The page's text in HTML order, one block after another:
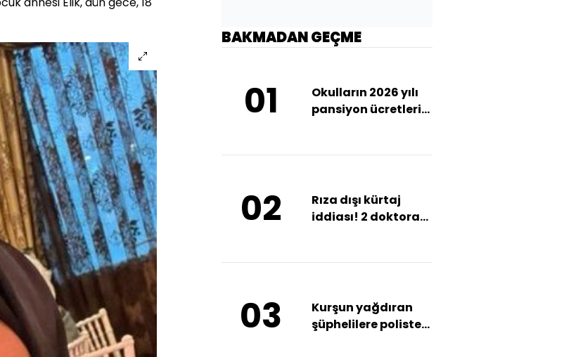
BAKMADAN GEÇME
01
Okulların 2026 yılı
pansiyon ücretleri
02
Rıza dışı kürtaj
iddiası! 2 doktora
03
Kurşun yağdıran
şüphelilere polisten